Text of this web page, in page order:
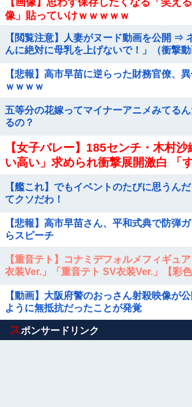
像」貼っていけｗｗｗｗｗ
【閲覧注意】人妻がヌード動画を公開 ⇒
んに絶対に母乳を上げないで！」（衝撃動
【悲報】高市早苗に逆らった財務官僚、
ｗｗｗｗ
五等分の花嫁ってマイナーアニメみてる
るの？
【女子バレー】185センチ・木村
い高い」求められ衝撃展開激白 「
【艦これ】でもイベントのたびに思うん
てクソだわ！
【悲報】高市早苗さん、平和式典で防弾
らスピーチ
【重音テト】コナミデフォルメフィギュ
衣装Ver.」「重音テト SV衣装Ver.」【彩
【動画】大阪府警のおっさん射殺映像が
ように無抵抗だったことが発覚
Powered by livedoor 相互RSS
スポンサードリンク